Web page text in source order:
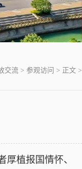
交流 > 参观访问 > 正文 >
植报国情怀、